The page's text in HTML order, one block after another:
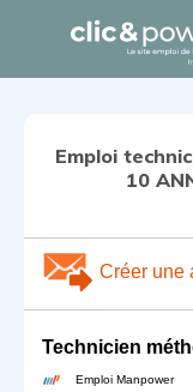
Emploi
10
Créer une
Technicien
Emploi Manpower